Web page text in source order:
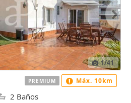
1/41
2 Baños
PREMIUM Máx. 10km